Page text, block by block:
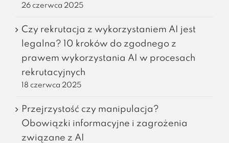
26 czerwca 2025
Czy rekrutacja z wykorzystaniem AI jest
legalna? 10 kroków do zgodnego z
prawem wykorzystania AI w procesach
rekrutacyjnych
18 czerwca 2025
Przejrzystość czy manipulacja?
Obowiązki informacyjne i zagrożenia
związane z AI